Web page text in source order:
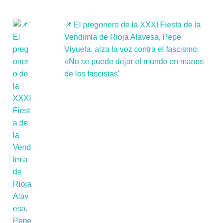
📌'El pregonero de la XXXI Fiesta de la
Vendimia de Rioja Alavesa, Pepe
Viyuela, alza la voz contra el fascismo:
«No se puede dejar el mundo en manos
de los fascistas'